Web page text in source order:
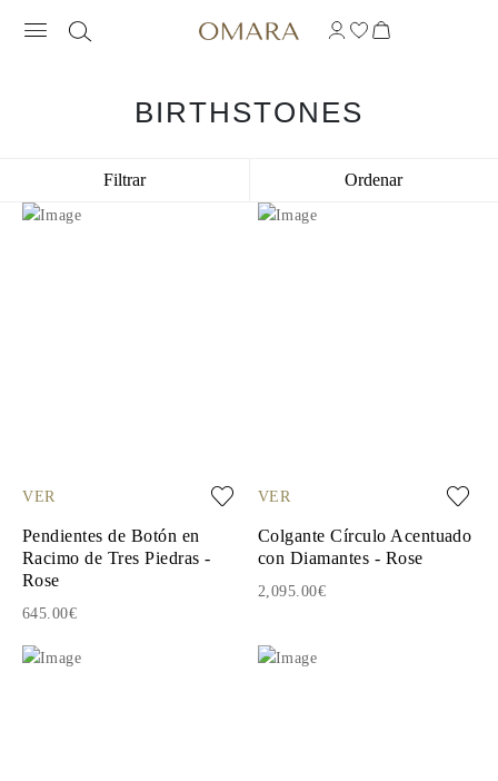
BIRTHSTONES
Filtrar Ordenar
VER
Pendientes de Botón en
Racimo de Tres Piedras -
Rose
645.00€
VER
Colgante Círculo Acentuado
con Diamantes - Rose
2,095.00€